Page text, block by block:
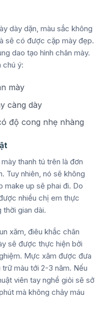
dày dặn, màu sắc không
sẽ có được cặp mày đẹp.
dao tạo hình chân mày.
chú ý:
mày
càng dày
độ cong nhẹ nhàng
thanh tú trên là đơn
Tuy nhiên, nó sẽ không
make up sẽ phai đi. Do
nhiều chị em thực
gian dài.
xăm, điêu khắc chân
sẽ được thực hiện bởi
Mực xăm được đưa
màu tới 2-3 năm. Nếu
viên tay nghề giỏi sẽ sở
mà không chảy máu